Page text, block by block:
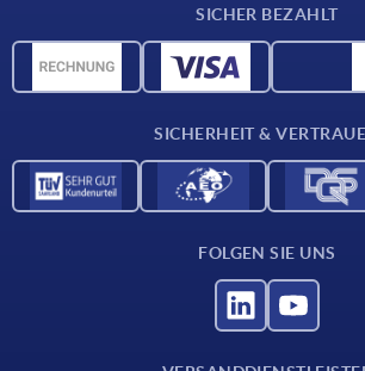
CAD-Daten
SICHER BEZAHLT
SICHERHEIT &
FOLGEN SIE UNS